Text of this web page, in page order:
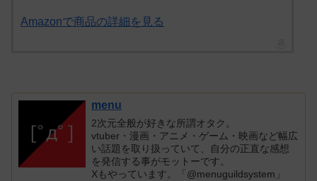
Amazonで商品の詳細を見る
menu
2次元全般が好きな所謂オタク。
vtuber・漫画・アニメ・ゲーム・映画など幅広
い話題を取り扱っていて、自分の正直な感想
を発信する事がモットーです。
Xもやっています。「@menuguildsystem」